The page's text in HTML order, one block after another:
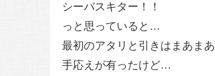
シーバスキター！！
っと思っていると…
最初のアタリと引きはまあまあ
手応えが有ったけど…